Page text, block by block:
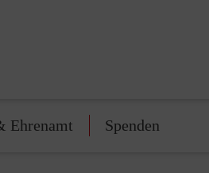
Ehrenamt Spenden